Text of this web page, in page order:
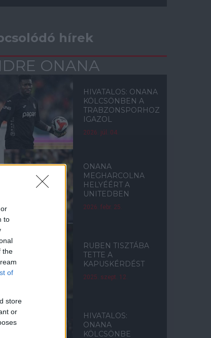
to
the
of
store
or
hírek
ONANA
HIVATALOS: ONANA
KÖLCSÖNBEN A
TRABZONSPORHOZ
IGAZOL
2026. júl. 04.
ONANA
MEGHARCOLNA
HELYÉÉRT A
UNITEDBEN
2026. febr. 25.
RUBEN TISZTÁBA
TETTE A
KAPUSKÉRDÉST
2025. szept. 12.
HIVATALOS:
ONANA
KÖLCSÖNBE